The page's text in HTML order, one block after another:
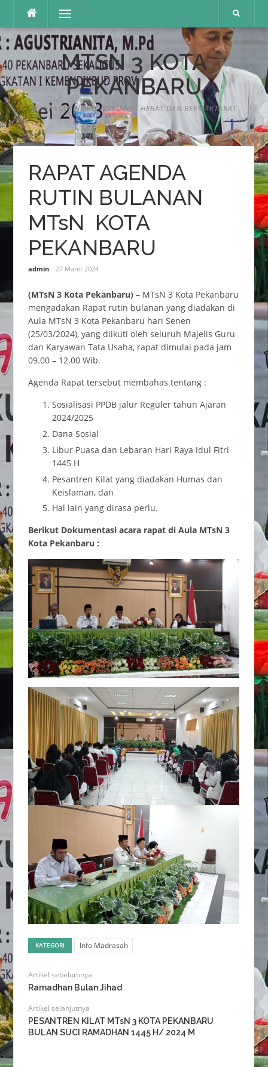
konten
Menu
MTSN 3 KOTA
PEKANBARU
MADRASAH HEBAT GURU NYA HEBAT DAN BERMARTABAT
RAPAT AGENDA
RUTIN BULANAN
MTsN KOTA
PEKANBARU
admin 27 Maret 2024
(MTsN 3 Kota Pekanbaru)– MTsN 3 Kota Pekanbaru
mengadakan Rapat rutin bulanan yang diadakan di
Aula MTsN 3 Kota Pekanbaru hari Senen
(25/03/2024), yang diikuti oleh seluruh Majelis Guru
dan Karyawan Tata Usaha, rapat dimulai pada jam
09.00 – 12.00 Wib.
Agenda Rapat tersebut membahas tentang :
Sosialisasi PPDB jalur Reguler tahun Ajaran
2024/2025
Dana Sosial
Libur Puasa dan Lebaran Hari Raya Idul Fitri
1445 H
Pesantren Kilat yang diadakan Humas dan
Keislaman, dan
Hal lain yang dirasa perlu.
Berikut Dokumentasi acara rapat di Aula MTsN 3
Kota Pekanbaru :
KATEGORI Info Madrasah
Artikel sebelumnya
Ramadhan Bulan Jihad
Artikel selanjutnya
PESANTREN KILAT MTsN 3 KOTA PEKANBARU
BULAN SUCI RAMADHAN 1445 H/ 2024 M